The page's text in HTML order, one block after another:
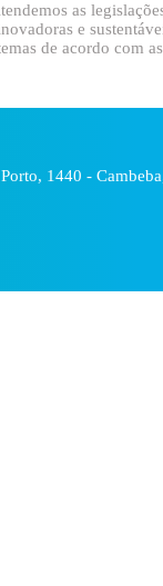
as
e
de acordo com
1440 -